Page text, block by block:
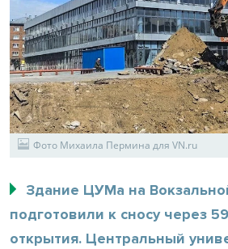
Фото Михаила Пермина для VN.ru
Здание ЦУМа на
подготовили к сносу через
открытия. Центральный